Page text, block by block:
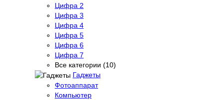
Цифра 2
Цифра 3
Цифра 4
Цифра 5
Цифра 6
Цифра 7
Все категории (10)
Гаджеты
Фотоаппарат
Компьютер